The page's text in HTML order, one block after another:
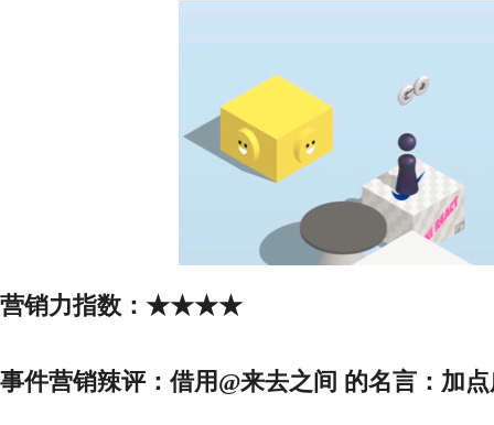
营销力指数： ★★★★
事件营销辣评： 借用 @来去之间 的名言：加